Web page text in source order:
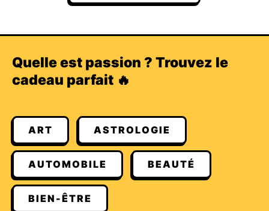
Quelle est passion ? Trouvez le
cadeau parfait 🔥
ART ASTROLOGIE
AUTOMOBILE BEAUTÉ
BIEN-ÊTRE